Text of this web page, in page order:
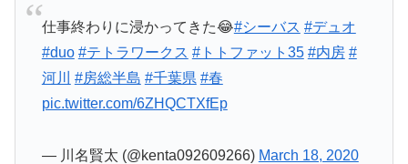
仕事終わりに浸かってきた😂#シーバス #デュオ
#duo #テトラワークス #トトファット35 #内房 #
河川
#房総半島 #千葉県 #春
pic.twitter.com/6ZHQCTXfEp
— 川名賢太 (@kenta092609266) March 18, 2020